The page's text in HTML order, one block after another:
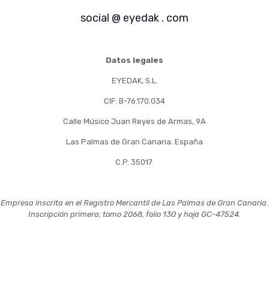
social @ eyedak . com
Datos legales
EYEDAK, S.L.
CIF: B-76.170.034
Calle Músico Juan Reyes de Armas, 9A
Las Palmas de Gran Canaria. España
C.P. 35017
Empresa inscrita en el Registro Mercantil de Las Palmas de Gran Canaria.
Inscripción primera, tomo 2068, folio 130 y hoja GC-47524.